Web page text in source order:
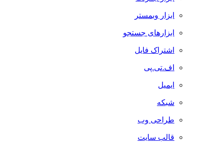
ابزار وبمستر
ابزارهای جستجو
اشتراک فایل
اف.تی.پی
ایمیل
شبکه
طراحی وب
قالب سایت